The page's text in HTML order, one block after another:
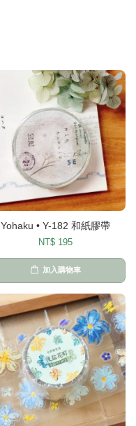
Yohaku • Y-182 和紙膠帶
NT$ 195
加入購物車